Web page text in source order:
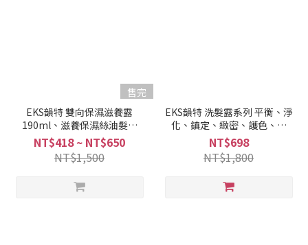
售完
EKS韻特 雙向保濕滋養露
190ml、滋養保濕絲油髮敷
200ml/500ml、緻密噴霧
190ml
NT$418 ~ NT$650
NT$1,500
EKS韻特 洗髮露系列 平衡、淨
化、鎮定、緻密、護色、滋
養、抗掉賦活洗髮露1000ml +
押頭
NT$698
NT$1,800